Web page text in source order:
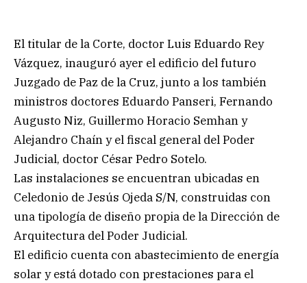
El titular de la Corte, doctor Luis Eduardo Rey
Vázquez, inauguró ayer el edificio del futuro
Juzgado de Paz de la Cruz, junto a los también
ministros doctores Eduardo Panseri, Fernando
Augusto Niz, Guillermo Horacio Semhan y
Alejandro Chaín y el fiscal general del Poder
Judicial, doctor César Pedro Sotelo.
Las instalaciones se encuentran ubicadas en
Celedonio de Jesús Ojeda S/N, construidas con
una tipología de diseño propia de la Dirección de
Arquitectura del Poder Judicial.
El edificio cuenta con abastecimiento de energía
solar y está dotado con prestaciones para el